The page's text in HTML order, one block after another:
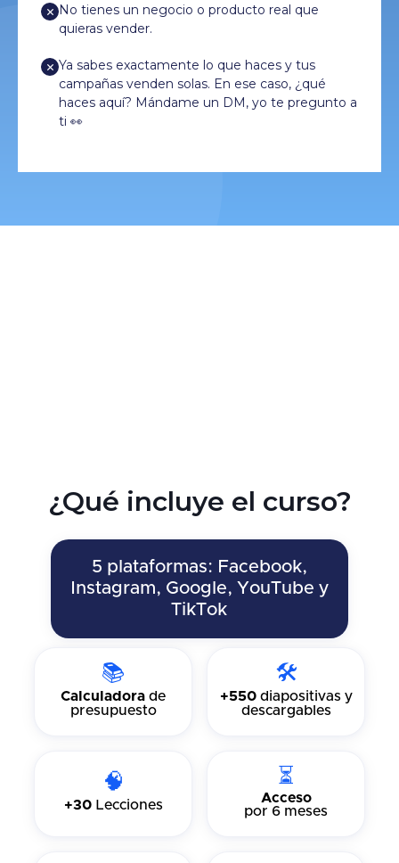
No tienes un negocio o producto real que
quieras vender.
Ya sabes exactamente lo que haces y tus
campañas venden solas. En ese caso, ¿qué
haces aquí? Mándame un DM, yo te pregunto a
ti 👀
¿Qué incluye el curso?
5 plataformas: Facebook,
Instagram, Google, YouTube y
TikTok
📚
Calculadora de
presupuesto
🛠️
+550 diapositivas y
descargables
🧠
+30 Lecciones
⏳
Acceso
por 6 meses